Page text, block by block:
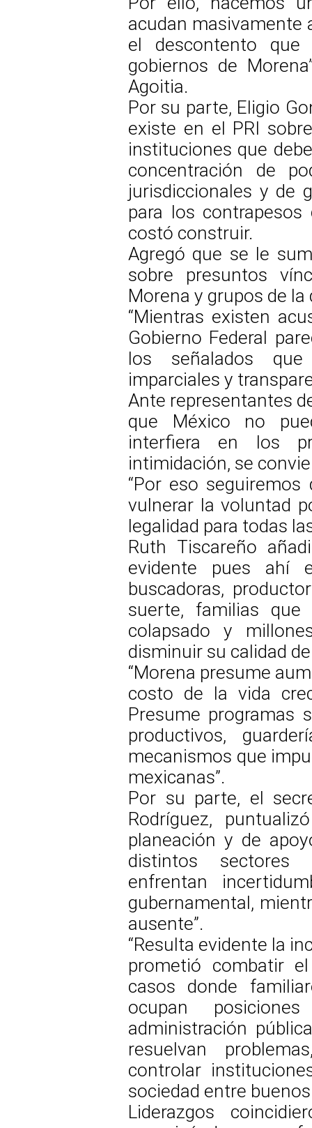
acudan masivamente
el descontento
gobiernos de
Agoitia.
Por su parte, Eligio
existe en el PRI
instituciones que
concentración de
jurisdiccionales y de
para los
costó construir.
Agregó que se le
sobre presuntos
Morena y grupos de
“Mientras existen
Gobierno Federal
los señalados que
imparciales y
Ante representantes
que México no
interfiera en los
intimidación, se
“Por eso
vulnerar la voluntad
legalidad para todas
Ruth Tiscareño
evidente pues ahí
buscadoras,
suerte, familias
colapsado y
disminuir su calidad
“Morena presume
costo de la vida
Presume programas
productivos,
mecanismos que
mexicanas”.
Por su parte, el
Rodríguez,
planeación y de
distintos sectores
enfrentan
gubernamental,
ausente”.
“Resulta evidente la
prometió combatir
casos donde
ocupan
administración
resuelvan
controlar
sociedad entre
Liderazgos